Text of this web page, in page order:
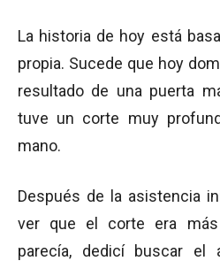
La historia de hoy está
propia. Sucede que hoy
resultado de una puerta
tuve un corte muy
mano.
Después de la asistencia
ver que el corte era
parecía, dedicí buscar el